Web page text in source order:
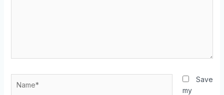
Save
my